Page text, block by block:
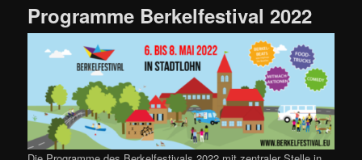
Programme Berkelfestival 2022